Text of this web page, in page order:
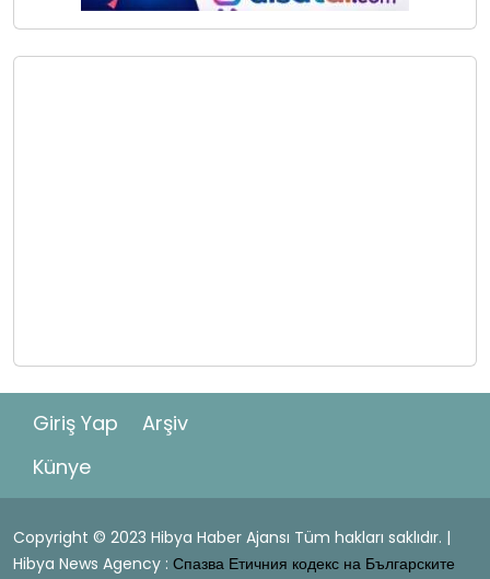
Giriş Yap
Arşiv
Künye
Copyright © 2023 Hibya Haber Ajansı Tüm hakları saklıdır. |
Hibya News Agency : Спазва Етичния кодекс на Българските